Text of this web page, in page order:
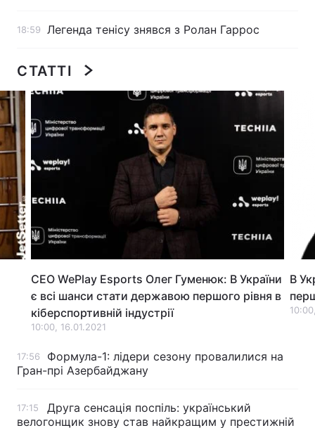
Туризм
Погода
Лонгріди
Відео з Youtube
Інтерв'ю Думки
Архів Вакансії
Послуги
18:59 Легенда тенісу знявся з Ролан Гаррос
СТАТТІ
CEO WePlay Esports Олег Гуменюк: В України
є всі шанси стати державою першого рівня в
кіберспортивній індустрії
10:00, 16.01.2021
В
17:56
Формула-1: лідери сезону провалилися на
Гран-прі Азербайджану
17:15
Друга сенсація поспіль: український
велогонщик знову став найкращим у престижній